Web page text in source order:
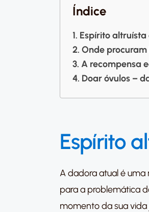
Índice
Espírito
Onde
A recompensa
Doar óvulos –
Espírito
A dadora atual é
para a problemática
momento da sua